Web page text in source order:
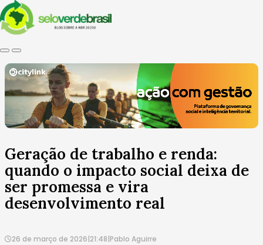
Geração de trabalho e renda:
quando o impacto social deixa de
ser promessa e vira
desenvolvimento real
26 de março de 2026|21:48|Pablo Aguirre